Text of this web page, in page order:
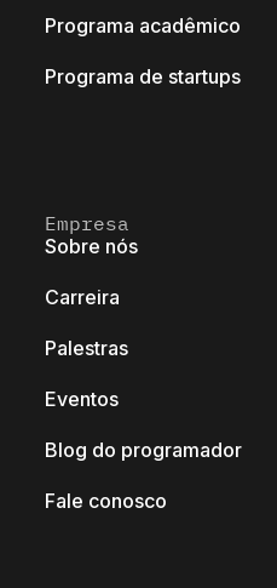
Programa acadêmico
Programa de startups
Empresa
Sobre nós
Carreira
Palestras
Eventos
Blog do programador
Fale conosco